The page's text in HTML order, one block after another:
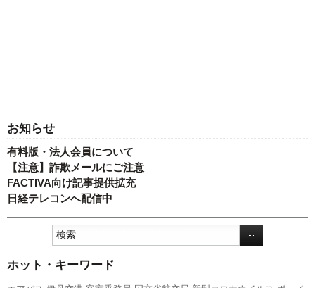
お知らせ
有料版・法人会員について
【注意】詐欺メールにご注意
FACTIVA向け記事提供拡充
日経テレコンへ配信中
ホット・キーワード